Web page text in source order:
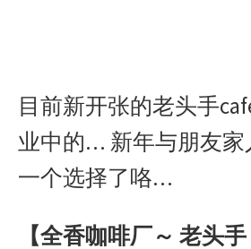
目前新开张的老头手
业中的… 新年与朋友家
一个选择了咯…
【全香咖啡厂～ 老头手